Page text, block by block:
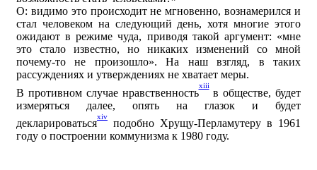
О: видимо это происходит не мгновенно, вознамерился и
стал человеком на следующий день, хотя многие этого
ожидают в режиме чуда, приводя такой аргумент: «мне
это стало известно, но никаких изменений со мной
почему-то не произошло». На наш взгляд, в таких
рассуждениях и утверждениях не хватает меры.
В противном случае нравственность
xiii
в обществе, будет
измеряться далее, опять на глазок и будет
декларироваться
xiv
подобно Хрущу-Перламутеру в 1961
году о построении коммунизма к 1980 году.